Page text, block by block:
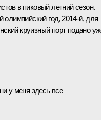
в пиковый летний сезон.
олимпийский год, 2014-й, для
круизный порт подано
у меня здесь все